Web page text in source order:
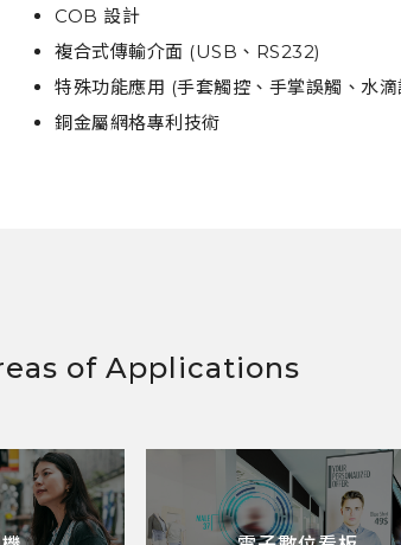
COB 設計
複合式傳輸介面 (USB、RS232)
特殊功能應用 (手套觸控、手掌誤觸、水
銅金屬網格專利技術
of Applications